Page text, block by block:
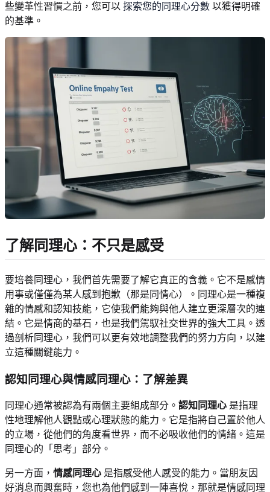
些變革性習慣之前，您可以 探索您的同理心分數 以獲得明確
的基準。
了解同理心：不只是感受
要培養同理心，我們首先需要了解它真正的含義。它不是感情
用事或僅僅為某人感到抱歉（那是同情心）。同理心是一種複
雜的情感和認知技能，它使我們能夠與他人建立更深層次的連
結。它是情商的基石，也是我們駕馭社交世界的強大工具。透
過剖析同理心，我們可以更有效地調整我們的努力方向，以建
立這種關鍵能力。
認知同理心與情感同理心：了解差異
同理心通常被認為有兩個主要組成部分。 認知同理心 是指理
性地理解他人觀點或心理狀態的能力。它是指將自己置於他人
的立場，從他們的角度看世界，而不必吸收他們的情緒。這是
同理心的「思考」部分。
另一方面， 情感同理心 是指感受他人感受的能力。當朋友因
好消息而興奮時，您也為他們感到一陣喜悅，那就是情感同理